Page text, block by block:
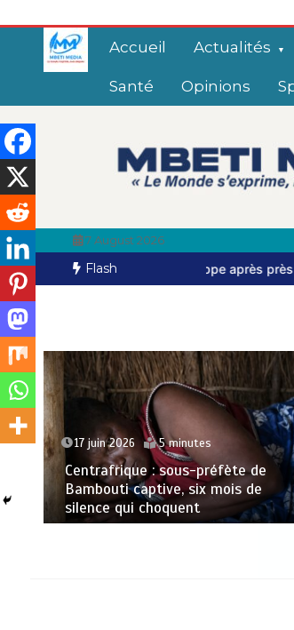
Accueil Actualités
Santé Opinions
7 August 2026
Flash
s’échappe après près de huit mois de captivité
17 juin 2026 5 minutes
Centrafrique : sous-préfète de
Bambouti captive, six mois de
silence qui choquent